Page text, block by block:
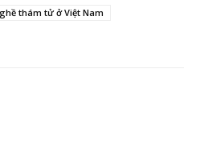
thám tử ở Việt Nam